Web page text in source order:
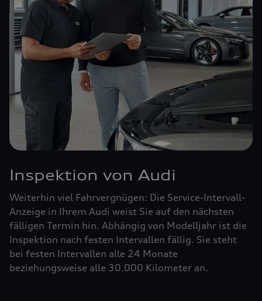
Inspektion von Audi
Weiterhin viel Fahrvergnügen: Die Service-Intervall-
Anzeige in Ihrem Audi weist Sie auf den nächsten
fälligen Termin hin. Abhängig von Modelljahr ist die
Inspektion nach festen Intervallen fällig. Sie steht
bei festen Intervallen alle 24 Monate
beziehungsweise alle 30.000 Kilometer an.